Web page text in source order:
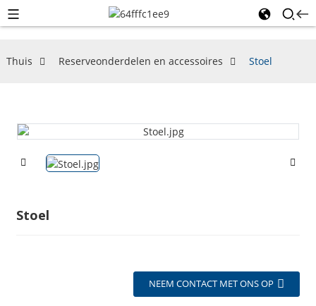
Thuis Reserveonderdelen en accessoires Stoel
Stoel
NEEM CONTACT MET ONS OP